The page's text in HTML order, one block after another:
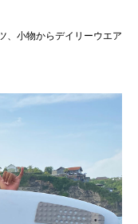
、小物からデイリーウエア